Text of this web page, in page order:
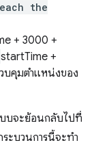
the
+ 3000 +
startTime +
บคุมตำแหน่งของ
บบจะย้อนกลับไปที่
ะบวนการนี้จะทำ